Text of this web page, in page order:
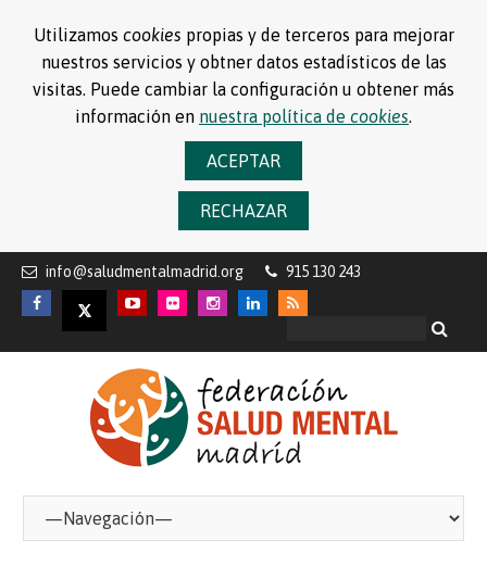
Utilizamos cookies propias y de terceros para mejorar
nuestros servicios y obtner datos estadísticos de las
visitas. Puede cambiar la configuración u obtener más
información en nuestra política de cookies.
ACEPTAR
RECHAZAR
info@saludmentalmadrid.org 915 130 243